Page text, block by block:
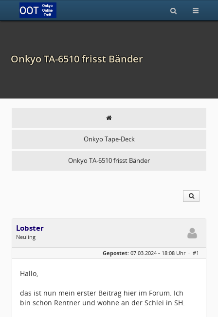
Onkyo TA-6510 frisst Bänder
Onkyo Tape-Deck
Onkyo TA-6510 frisst Bänder
Lobster
Neuling
Geschlecht:
keine Angabe
Dabei seit:
02 / 2024
Gepostet: 07.03.2024 - 18:08 Uhr · #1
Hallo,
das ist nun mein erster Beitrag hier im Forum. Ich
bin schon Rentner und wohne an der Schlei in SH.